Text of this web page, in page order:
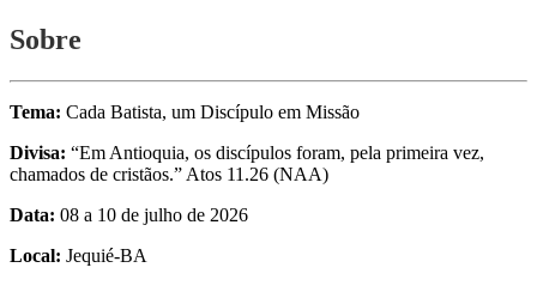
Sobre
Tema: Cada Batista, um Discípulo em Missão
Divisa: “Em Antioquia, os discípulos foram, pela primeira vez,
chamados de cristãos.” Atos 11.26 (NAA)
Data: 08 a 10 de julho de 2026
Local: Jequié-BA